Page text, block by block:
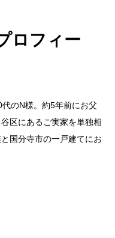
ロフィー
のN様。約5年前にお父
区にあるご実家を単独相
国分寺市の一戸建てにお